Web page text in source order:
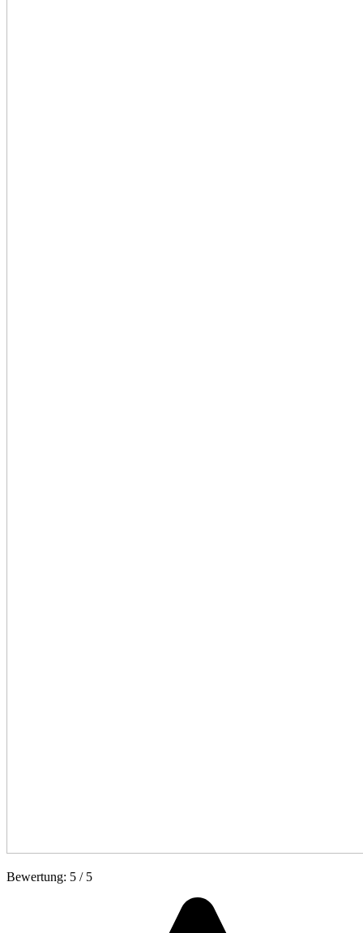
Bewertung: 5 / 5